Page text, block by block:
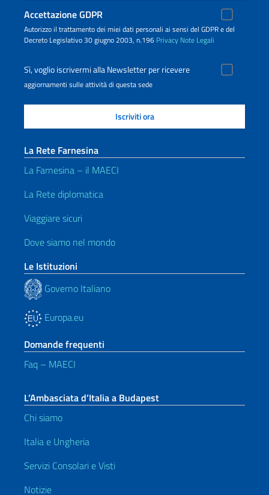
Accettazione GDPR
Autorizzo il trattamento dei miei dati personali ai sensi del GDPR e del
Decreto Legislativo 30 giugno 2003, n.196 Privacy Note Legali
Sì, voglio iscrivermi alla Newsletter per ricevere
aggiornamenti sulle attività di questa sede
La Rete Farnesina
La Farnesina – il MAECI
La Rete diplomatica
Viaggiare sicuri
Dove siamo nel mondo
Le Istituzioni
Governo Italiano
Europa.eu
Domande frequenti
Faq – MAECI
L’Ambasciata d’Italia a Budapest
Chi siamo
Italia e Ungheria
Servizi Consolari e Visti
Notizie